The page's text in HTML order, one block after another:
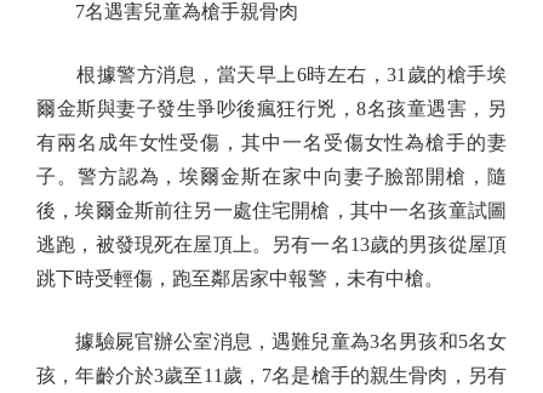
7名遇害兒童為槍手親骨肉
根據警方消息，當天早上6時左右，31歲的槍手埃
爾金斯與妻子發生爭吵後瘋狂行兇，8名孩童遇害，另
有兩名成年女性受傷，其中一名受傷女性為槍手的妻
子。警方認為，埃爾金斯在家中向妻子臉部開槍，隨
後，埃爾金斯前往另一處住宅開槍，其中一名孩童試圖
逃跑，被發現死在屋頂上。另有一名13歲的男孩從屋頂
跳下時受輕傷，跑至鄰居家中報警，未有中槍。
據驗屍官辦公室消息，遇難兒童為3名男孩和5名女
孩，年齡介於3歲至11歲，7名是槍手的親生骨肉，另有